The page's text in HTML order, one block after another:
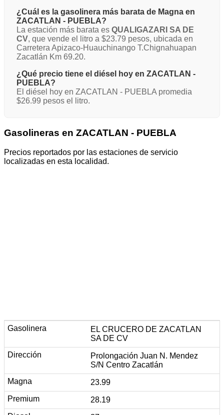
¿Cuál es la gasolinera más barata de Magna en
ZACATLAN - PUEBLA?
La estación más barata es QUALIGAZARI SA DE
CV, que vende el litro a $23.79 pesos, ubicada en
Carretera Apizaco-Huauchinango T.Chignahuapan
Zacatlán Km 69.20.
¿Qué precio tiene el diésel hoy en ZACATLAN -
PUEBLA?
El diésel hoy en ZACATLAN - PUEBLA promedia
$26.99 pesos el litro.
Gasolineras en ZACATLAN - PUEBLA
Precios reportados por las estaciones de servicio
localizadas en esta localidad.
EL CRUCERO DE ZACATLAN
SA DE CV
Prolongación Juan N. Mendez
S/N Centro Zacatlán
23.99
28.19